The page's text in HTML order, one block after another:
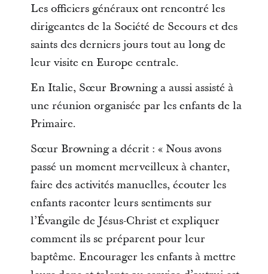
Les officiers généraux ont rencontré les
dirigeantes de la Société de Secours et des
saints des derniers jours tout au long de
leur visite en Europe centrale.
En Italie, Sœur Browning a aussi assisté à
une réunion organisée par les enfants de la
Primaire.
Sœur Browning a décrit : « Nous avons
passé un moment merveilleux à chanter,
faire des activités manuelles, écouter les
enfants raconter leurs sentiments sur
l’Évangile de Jésus-Christ et expliquer
comment ils se préparent pour leur
baptême. Encourager les enfants à mettre